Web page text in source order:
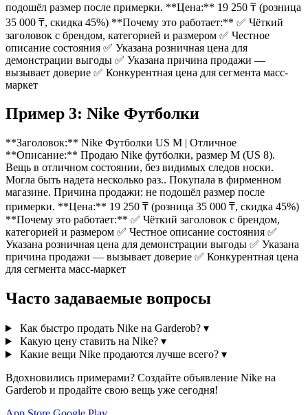
подошёл размер после примерки. **Цена:** 19 250 ₸ (розница
35 000 ₸, скидка 45%) **Почему это работает:** ✅ Чёткий
заголовок с брендом, категорией и размером ✅ Честное
описание состояния ✅ Указана розничная цена для
демонстрации выгоды ✅ Указана причина продажи —
вызывает доверие ✅ Конкурентная цена для сегмента масс-
маркет
Пример 3: Nike Футболки
**Заголовок:** Nike Футболки US M | Отличное
**Описание:** Продаю Nike футболки, размер M (US 8).
Вещь в отличном состоянии, без видимых следов носки.
Могла быть надета несколько раз.. Покупала в фирменном
магазине. Причина продажи: не подошёл размер после
примерки. **Цена:** 19 250 ₸ (розница 35 000 ₸, скидка 45%)
**Почему это работает:** ✅ Чёткий заголовок с брендом,
категорией и размером ✅ Честное описание состояния ✅
Указана розничная цена для демонстрации выгоды ✅ Указана
причина продажи — вызывает доверие ✅ Конкурентная цена
для сегмента масс-маркет
Часто задаваемые вопросы
Как быстро продать Nike на Garderob? ▾
Какую цену ставить на Nike? ▾
Какие вещи Nike продаются лучше всего? ▾
Вдохновились примерами? Создайте объявление Nike на
Garderob и продайте свою вещь уже сегодня!